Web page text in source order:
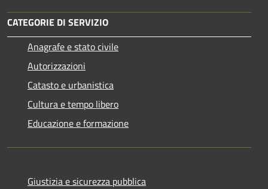
CATEGORIE DI SERVIZIO
Anagrafe e stato civile
Autorizzazioni
Catasto e urbanistica
Cultura e tempo libero
Educazione e formazione
Giustizia e sicurezza pubblica